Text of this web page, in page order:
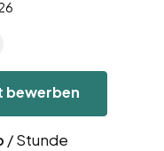
bewerben
/ Stunde